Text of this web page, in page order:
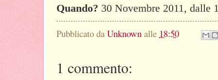
Quando? 30 Novembre 2011, dalle
Pubblicato da Unknown alle 18:50
1 commento: